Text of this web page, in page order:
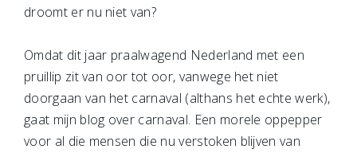
droomt er nu niet van?
Omdat dit jaar praalwagend Nederland met een
pruillip zit van oor tot oor, vanwege het niet
doorgaan van het carnaval (althans het echte werk),
gaat mijn blog over carnaval. Een morele oppepper
voor al die mensen die nu verstoken blijven van